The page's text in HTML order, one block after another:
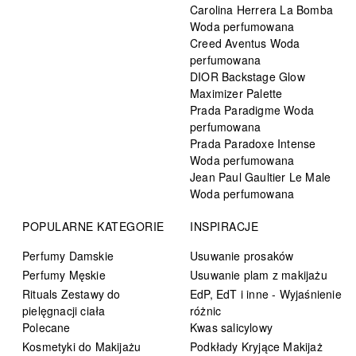
Carolina Herrera La Bomba
Woda perfumowana
Creed Aventus Woda
perfumowana
DIOR Backstage Glow
Maximizer Palette
Prada Paradigme Woda
perfumowana
Prada Paradoxe Intense
Woda perfumowana
Jean Paul Gaultier Le Male
Woda perfumowana
POPULARNE KATEGORIE
Perfumy Damskie
Perfumy Męskie
Rituals Zestawy do
pielęgnacji ciała
Polecane
Kosmetyki do Makijażu
INSPIRACJE
Usuwanie prosaków
Usuwanie plam z makijażu
EdP, EdT i inne - Wyjaśnienie
różnic
Kwas salicylowy
Podkłady Kryjące Makijaż